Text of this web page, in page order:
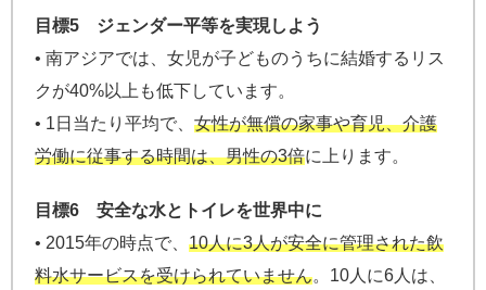
目標5 ジェンダー平等を実現しよう
• 南アジアでは、女児が子どものうちに結婚するリス
クが40%以上も低下しています。
• 1日当たり平均で、 女性が無償の家事や育児、介護
労働に従事する時間は、男性の3倍に上ります。
目標6 安全な水とトイレを世界中に
• 2015年の時点で、 10人に3人が安全に管理された飲
料水サービスを受けられていません。10人に6人は、